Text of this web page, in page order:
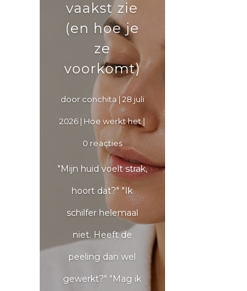
vaakst zie
(en hoe je
ze
voorkomt)
door conchita | 28 juli
2026 | Hoe werkt het |
0 reacties
"Mijn huid voelt strak,
hoort dat?" "Ik
schilfer helemaal
niet. Heeft de
peeling dan wel
gewerkt?" "Mag ik